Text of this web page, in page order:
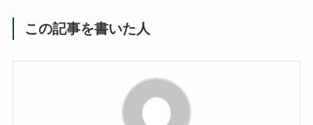
この記事を書いた人